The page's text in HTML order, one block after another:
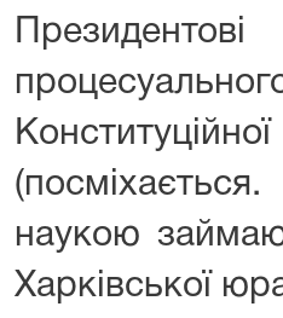
наукою
Харківської